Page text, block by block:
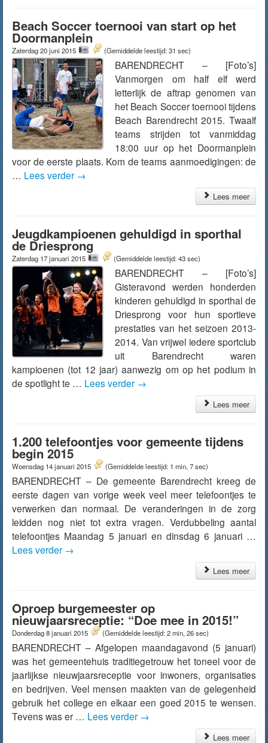
Beach Soccer toernooi van start op het
Doormanplein
Zaterdag 20 juni 2015 (Gemiddelde leestijd: 31 sec)
BARENDRECHT – [Foto’s]
Vanmorgen om half elf werd
letterlijk de aftrap genomen van
het Beach Soccer toernooi tijdens
Beach Barendrecht 2015. Twaalf
teams strijden tot vanmiddag
18:00 uur op het Doormanplein
voor de eerste plaats. Kom de teams aanmoedigingen: de
… Lees verder →
Lees meer
Jeugdkampioenen gehuldigd in sporthal
de Driesprong
Zaterdag 17 januari 2015 (Gemiddelde leestijd: 43 sec)
BARENDRECHT – [Foto’s]
Gisteravond werden honderden
kinderen gehuldigd in sporthal de
Driesprong voor hun sportieve
prestaties van het seizoen 2013-
2014. Van vrijwel iedere sportclub
uit Barendrecht waren
kampioenen (tot 12 jaar) aanwezig om op het podium in
de spotlight te … Lees verder →
Lees meer
1.200 telefoontjes voor gemeente tijdens
begin 2015
Woensdag 14 januari 2015 (Gemiddelde leestijd: 1 min, 7 sec)
BARENDRECHT – De gemeente Barendrecht kreeg de
eerste dagen van vorige week veel meer telefoontjes te
verwerken dan normaal. De veranderingen in de zorg
leidden nog niet tot extra vragen. Verdubbeling aantal
telefoontjes Maandag 5 januari en dinsdag 6 januari …
Lees verder →
Lees meer
Oproep burgemeester op
nieuwjaarsreceptie: “Doe mee in 2015!”
Donderdag 8 januari 2015 (Gemiddelde leestijd: 2 min, 26 sec)
BARENDRECHT – Afgelopen maandagavond (5 januari)
was het gemeentehuis traditiegetrouw het toneel voor de
jaarlijkse nieuwjaarsreceptie voor inwoners, organisaties
en bedrijven. Veel mensen maakten van de gelegenheid
gebruik het college en elkaar een goed 2015 te wensen.
Tevens was er … Lees verder →
Lees meer